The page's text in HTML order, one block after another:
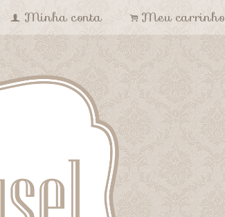
f Minha conta . Meu carrinho